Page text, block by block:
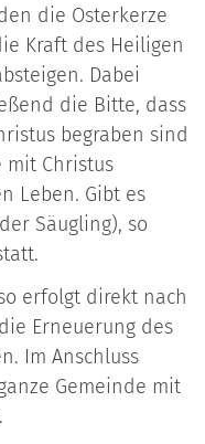
die Osterkerze
Kraft des Heiligen
Dabei
die Bitte, dass
begraben sind
mit Christus
Leben. Gibt es
Säugling), so
erfolgt direkt nach
Erneuerung des
Im Anschluss
Gemeinde mit